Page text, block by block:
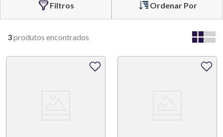
Ordenar Por
3produtos